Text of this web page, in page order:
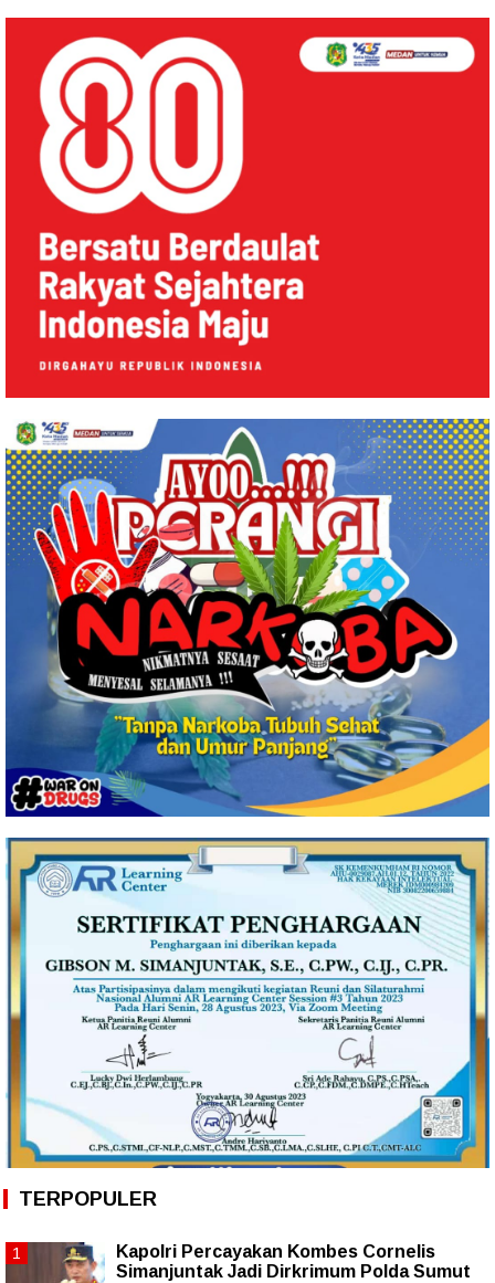
TERPOPULER
Kapolri Percayakan Kombes Cornelis
Simanjuntak Jadi Dirkrimum Polda Sumut